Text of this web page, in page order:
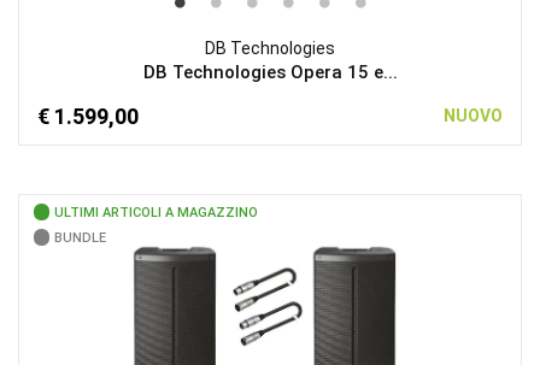
DB Technologies
DB Technologies Opera 15 e...
€ 1.599,00 NUOVO
ULTIMI ARTICOLI A MAGAZZINO
BUNDLE